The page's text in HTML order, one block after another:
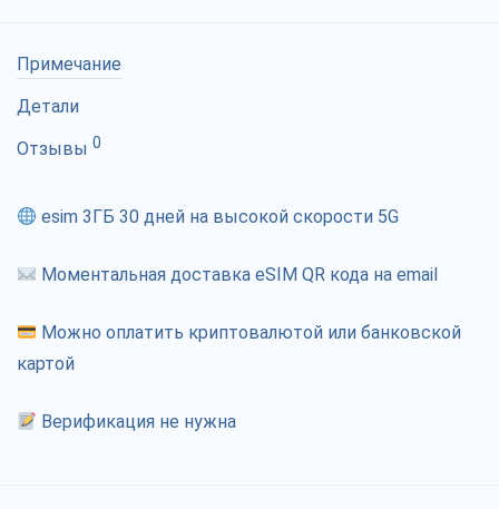
Примечание
Детали
Отзывы 0
esim 3ГБ 30 дней на высокой скорости 5G
Моментальная доставка eSIM QR кода на email
Можно оплатить криптовалютой или банковской
картой
Верификация не нужна